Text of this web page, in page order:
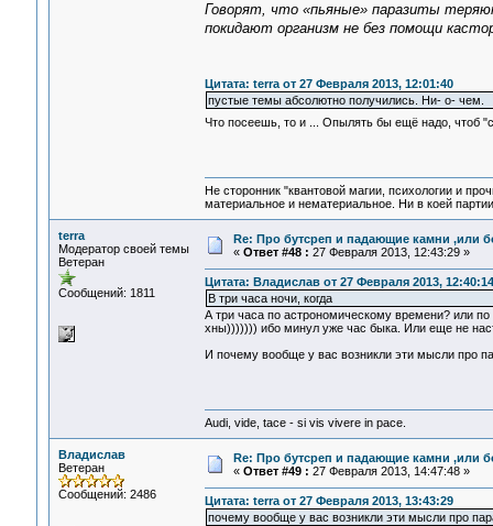
Говорят, что «пьяные» паразиты
покидают организм не без помощи
Цитата: terra от 27 Февраля 2013, 12:01:40
пустые темы абсолютно получились. Ни- о- чем.
Что посеешь, то и ... Опылять бы ещё надо, чтоб
Не сторонник "квантовой магии, психологии и
материальное и нематериальное. Ни в коей
terra
Модератор своей темы
Ветеран
Сообщений: 1811
Re: Про бутсреп и падающие камни ,или
« Ответ #48 : 27 Февраля 2013, 12:43:29 »
Цитата: Владислав от 27 Февраля 2013, 12:40:14
В три часа ночи, когда
А три часа по астрономическому времени? или
хны))))))) ибо минул уже час быка. Или еще не
И почему вообще у вас возникли эти мысли про
Audi, vide, tace - si vis vivere in pace.
Владислав
Ветеран
Сообщений: 2486
Re: Про бутсреп и падающие камни ,или
« Ответ #49 : 27 Февраля 2013, 14:47:48 »
Цитата: terra от 27 Февраля 2013, 13:43:29
почему вообще у вас возникли эти мысли про